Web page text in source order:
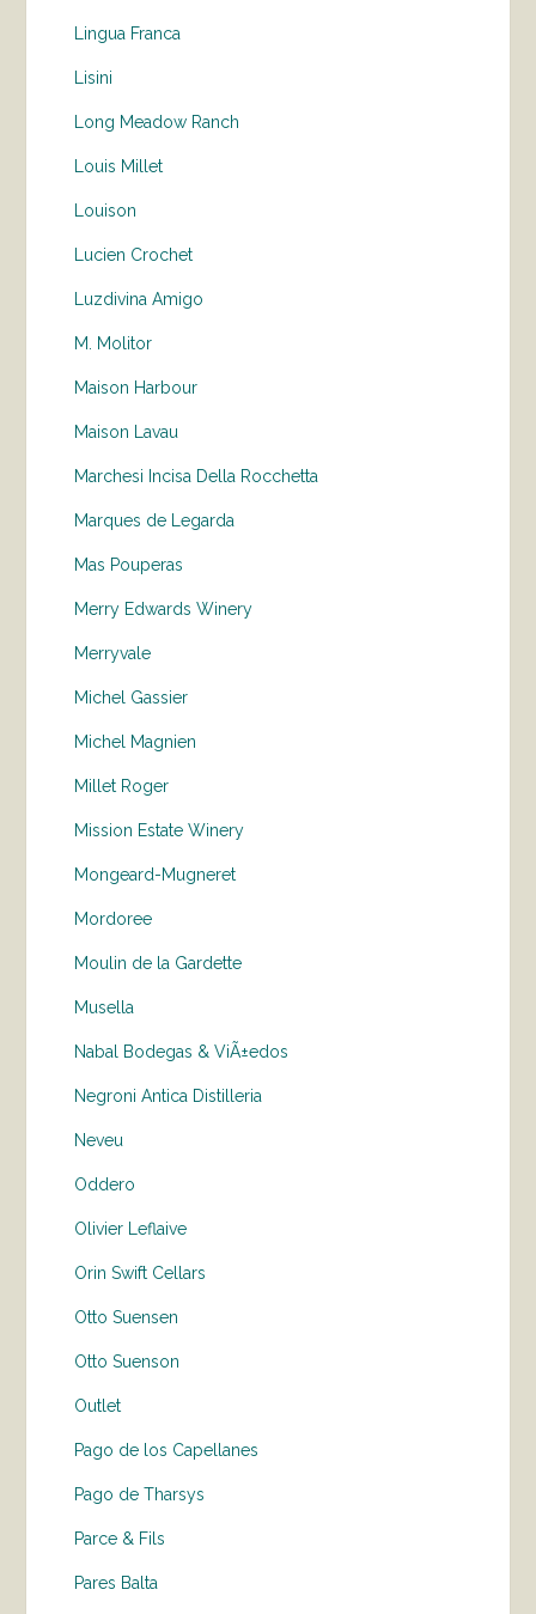
Lingua Franca
Lisini
Long Meadow Ranch
Louis Millet
Louison
Lucien Crochet
Luzdivina Amigo
M. Molitor
Maison Harbour
Maison Lavau
Marchesi Incisa Della Rocchetta
Marques de Legarda
Mas Pouperas
Merry Edwards Winery
Merryvale
Michel Gassier
Michel Magnien
Millet Roger
Mission Estate Winery
Mongeard-Mugneret
Mordoree
Moulin de la Gardette
Musella
Nabal Bodegas & ViÃ±edos
Negroni Antica Distilleria
Neveu
Oddero
Olivier Leflaive
Orin Swift Cellars
Otto Suensen
Otto Suenson
Outlet
Pago de los Capellanes
Pago de Tharsys
Parce & Fils
Pares Balta